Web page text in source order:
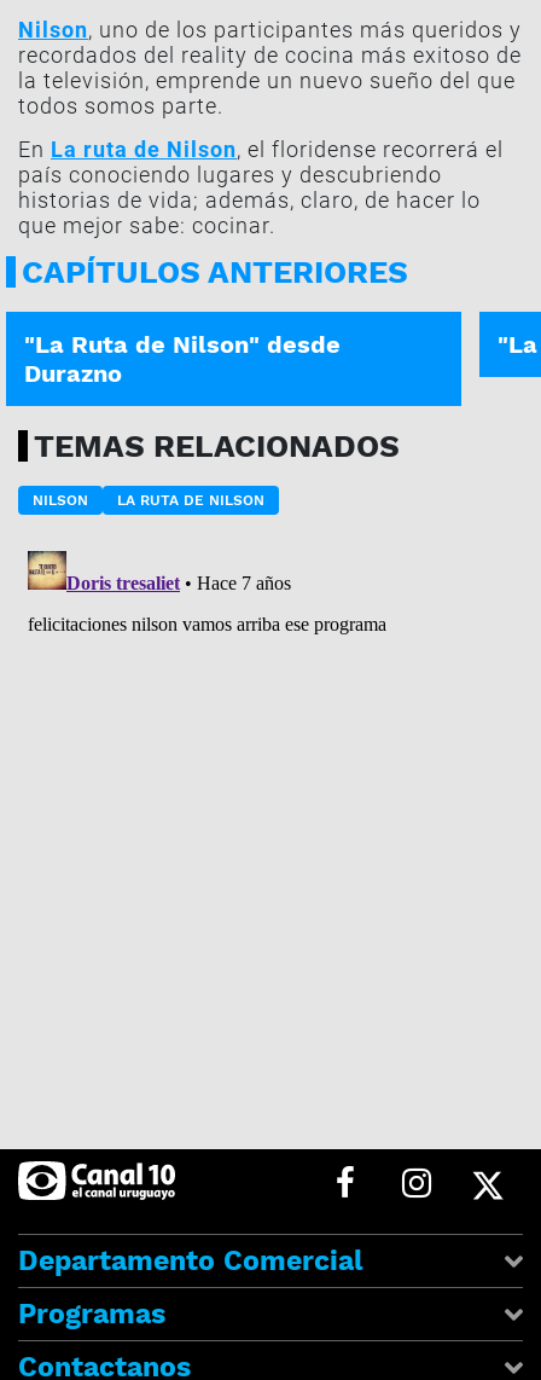
Nilson, uno de los participantes más queridos y
recordados del reality de cocina más exitoso de
la televisión, emprende un nuevo sueño del que
todos somos parte.
En La ruta de Nilson, el floridense recorrerá el
país conociendo lugares y descubriendo
historias de vida; además, claro, de hacer lo
que mejor sabe: cocinar.
CAPÍTULOS ANTERIORES
15-12-2018
"La Ruta de Nilson" desde
Durazno
TEMAS RELACIONADOS
NILSON LA RUTA DE NILSON
Departamento Comercial
Programas
Contactanos